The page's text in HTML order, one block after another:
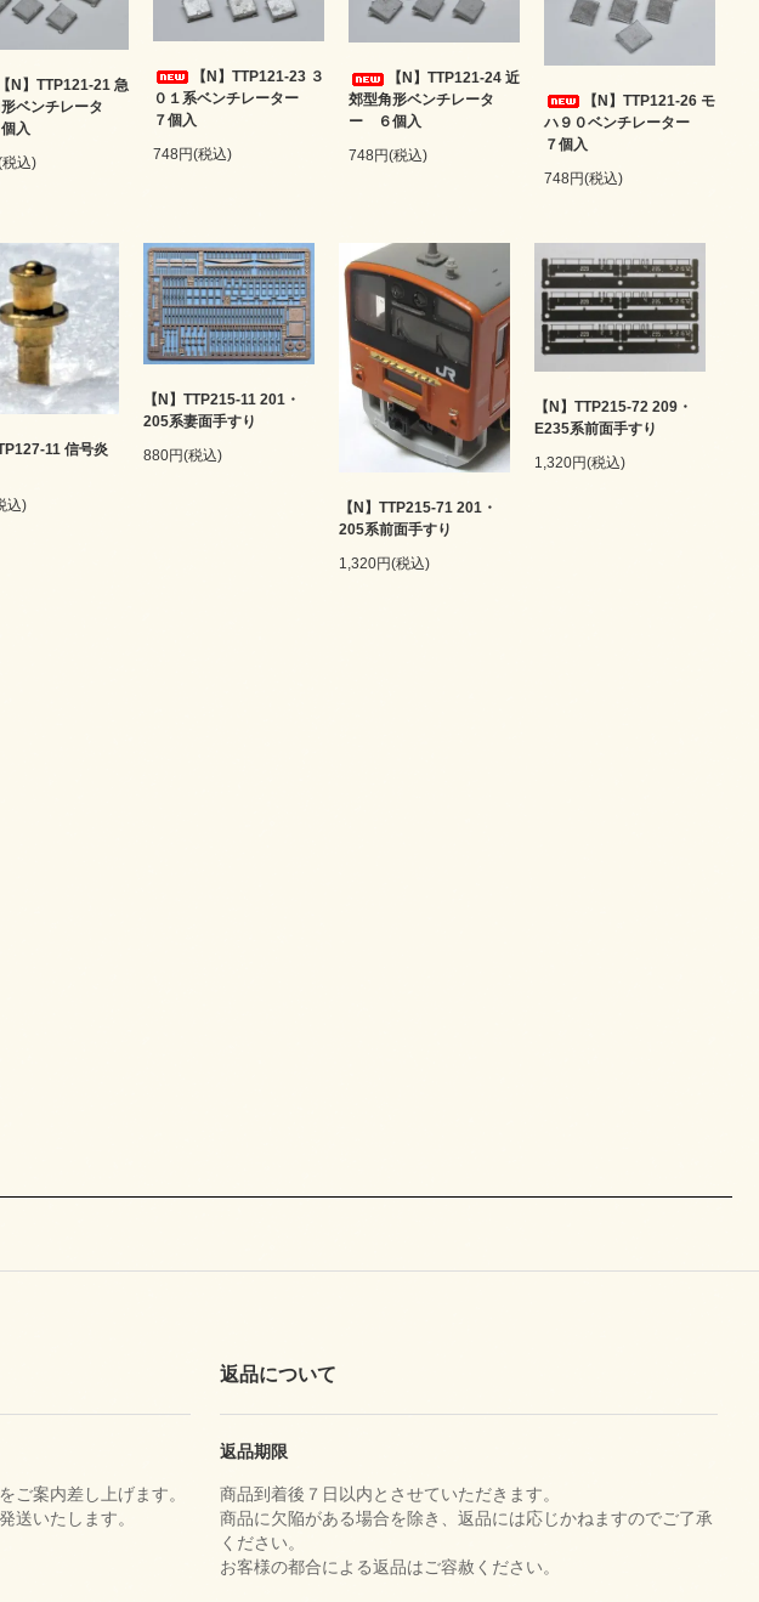
【N】TTP121-21 急
ベンチレータ
入
込)
【N】TTP121-23 ３
０１系ベンチレーター
７個入
748円(税込)
【N】TTP121-24 近
郊型角形ベンチレータ
ー ６個入
748円(税込)
【N】TTP121-26 モ
ハ９０ベンチレーター
７個入
748円(税込)
11 信号炎
込)
【N】TTP215-11 201・
205系妻面手すり
880円(税込)
【N】TTP215-71 201・
205系前面手すり
1,320円(税込)
【N】TTP215-72 209・
E235系前面手すり
1,320円(税込)
ご案内差し上げます。
送いたします。
返品について
返品期限
商品到着後７日以内とさせていただきます。
商品に欠陥がある場合を除き、返品には応じかねますのでご了承
ください。
お客様の都合による返品はご容赦ください。